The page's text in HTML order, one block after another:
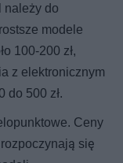
należy do
modele
100-200 zł,
z elektronicznym
do 500 zł.
Ceny
się